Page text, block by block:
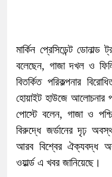
মার্কিন প্রেসিডেন্ট
বলেছেন, গাজা দখল ও
বিতর্কিত পরিকল্পনার
হোয়াইট হাউজে আলোচনার
পোস্টে বলেন, গাজা ও
বিরুদ্ধে জর্ডানের দৃঢ়
আরব বিশ্বের ঐক্যবদ্ধ
ওয়ার্ল্ড এ খবর জানিয়েছে।